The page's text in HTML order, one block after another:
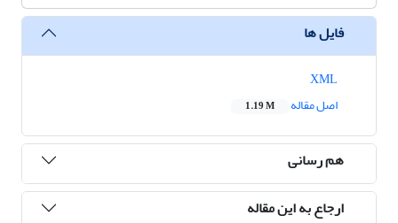
فایل ها
اصل مقاله
1.19 M
هم رسانی
ارجاع به این مقاله